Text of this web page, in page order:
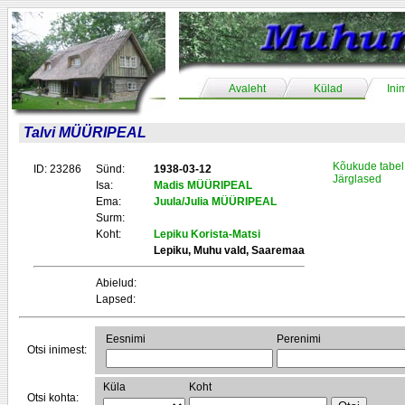
Avaleht Külad
Talvi MÜÜRIPEAL
ID: 23286 Sünd:
1938-03-12
Isa:
Madis MÜÜRIPEAL
Ema:
Juula/Julia MÜÜRIPEAL
Surm:
Koht:
Lepiku Korista-Matsi
Lepiku, Muhu vald, Saaremaa
Abielud:
Lapsed:
Kõukude tabel
Järglased
Otsi inimest:
Eesnimi Perenimi
Otsi kohta:
Küla Koht